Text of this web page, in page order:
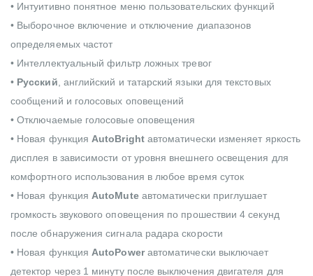
• Интуитивно понятное меню пользовательских функций
• Выборочное включение и отключение диапазонов
определяемых частот
• Интеллектуальный фильтр ложных тревог
• Русский, английский и татарский языки для текстовых
сообщений и голосовых оповещений
• Отключаемые голосовые оповещения
• Новая функцияAutoBright автоматически изменяет яркость
дисплея в зависимости от уровня внешнего освещения для
комфортного использования в любое время суток
• Новая функцияAutoMute автоматически приглушает
громкость звукового оповещения по прошествии 4 секунд
после обнаружения сигнала радара скорости
• Новая функцияAutoPowerавтоматически выключает
детектор через 1 минуту после выключения двигателя для